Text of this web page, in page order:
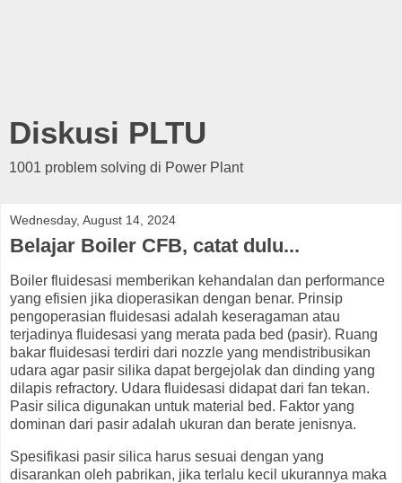
Diskusi PLTU
1001 problem solving di Power Plant
Wednesday, August 14, 2024
Belajar Boiler CFB, catat dulu...
Boiler fluidesasi memberikan kehandalan dan performance
yang efisien jika dioperasikan dengan benar. Prinsip
pengoperasian fluidesasi adalah keseragaman atau
terjadinya fluidesasi yang merata pada bed (pasir). Ruang
bakar fluidesasi terdiri dari nozzle yang mendistribusikan
udara agar pasir silika dapat bergejolak dan dinding yang
dilapis refractory. Udara fluidesasi didapat dari fan tekan.
Pasir silica digunakan untuk material bed. Faktor yang
dominan dari pasir adalah ukuran dan berate jenisnya.
Spesifikasi pasir silica harus sesuai dengan yang
disarankan oleh pabrikan, jika terlalu kecil ukurannya maka